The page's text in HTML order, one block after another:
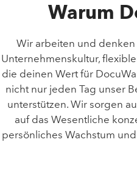
Warum
Wir arbeiten und
Unternehmenskultur,
die deinen Wert für
nicht nur jeden Tag unser
unterstützen. Wir sorgen
auf das Wesentliche
persönliches Wachstum